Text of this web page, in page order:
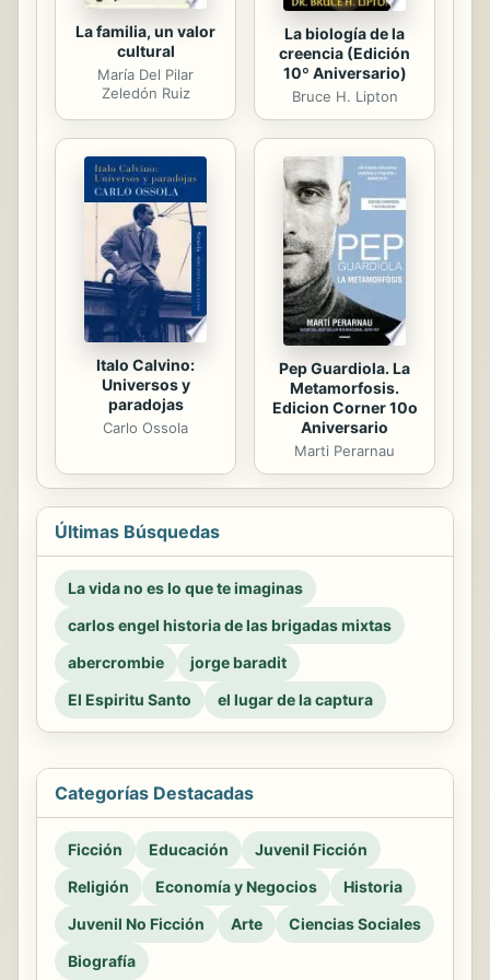
La familia, un valor
cultural
María Del Pilar
Zeledón Ruiz
La biología de la
creencia (Edición
10º Aniversario)
Bruce H. Lipton
Italo Calvino:
Universos y
paradojas
Carlo Ossola
Pep Guardiola. La
Metamorfosis.
Edicion Corner 10o
Aniversario
Marti Perarnau
Últimas Búsquedas
La vida no es lo que te imaginas
carlos engel historia de las brigadas mixtas
abercrombie
jorge baradit
El Espiritu Santo
el lugar de la captura
Categorías Destacadas
Ficción Educación
Juvenil Ficción
Religión
Economía y Negocios
Historia
Juvenil No Ficción
Arte
Ciencias Sociales
Biografía